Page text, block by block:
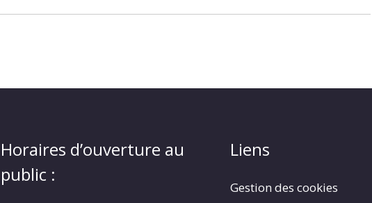
Horaires d’ouverture au
public :
Liens
Gestion des cookies